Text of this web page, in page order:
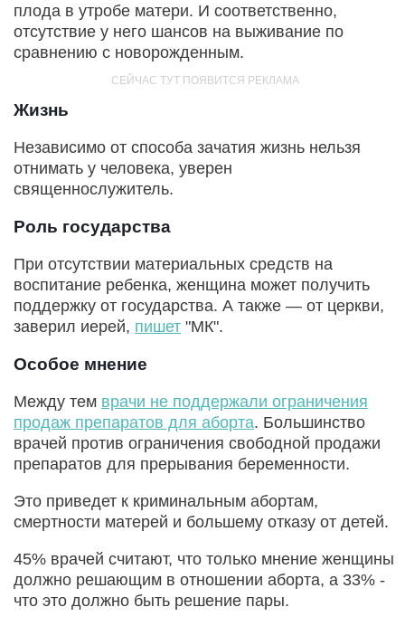
плода в утробе матери. И соответственно,
отсутствие у него шансов на выживание по
сравнению с новорожденным.
Жизнь
Независимо от способа зачатия жизнь нельзя
отнимать у человека, уверен
священнослужитель.
Роль государства
При отсутствии материальных средств на
воспитание ребенка, женщина может получить
поддержку от государства. А также — от церкви,
заверил иерей, пишет "МК".
Особое мнение
Между тем врачи не поддержали ограничения
продаж препаратов для аборта. Большинство
врачей против ограничения свободной продажи
препаратов для прерывания беременности.
Это приведет к криминальным абортам,
смертности матерей и большему отказу от детей.
45% врачей считают, что только мнение женщины
должно решающим в отношении аборта, а 33% -
что это должно быть решение пары.